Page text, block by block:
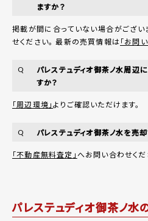
ますか？
掲載が間に合っていない場合がござい
せください。 最新の売買情報は「お問
Q
パレステュディオ御茶ノ水周辺
すか？
「周辺環境」よりご確認いただけます。
Q パレステュディオ御茶ノ水を売
「不動産無料査定」へお問い合わせくだ
パレステュディオ御茶ノ